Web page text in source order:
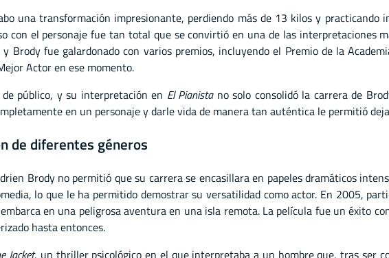
una transformación impresionante, perdiendo más de 13 kilos y
con el personaje fue tan total que se convirtió en una de las interpretaciones
Brody fue galardonado con varios premios, incluyendo el Premio de la
Actor en ese momento.
público, y su interpretación en El Pianistano solo consolidó la carrera de
en un personaje y darle vida de manera tan auténtica le permitió
de diferentes géneros
Brody no permitió que su carrera se encasillara en papeles dramáticos
lo que le ha permitido demostrar su versatilidad como actor. En 2005,
en una peligrosa aventura en una isla remota. La película fue un éxito
hasta entonces.
Jacket, un thriller psicológico en el que interpretaba a un hombre que, tras ser